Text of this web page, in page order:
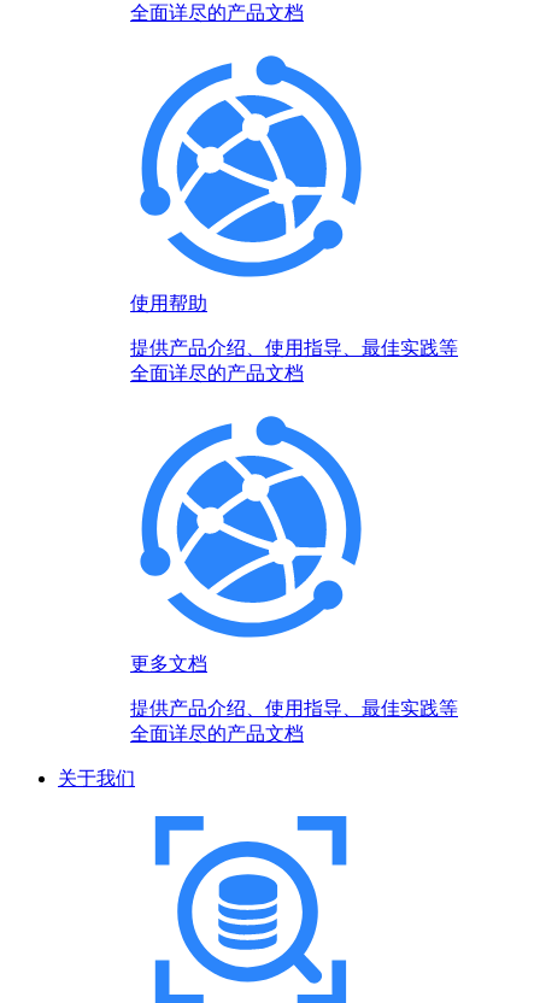
全面详尽的产品文档
使用帮助
提供产品介绍、使用指导、最佳实践等
全面详尽的产品文档
更多文档
提供产品介绍、使用指导、最佳实践等
全面详尽的产品文档
关于我们